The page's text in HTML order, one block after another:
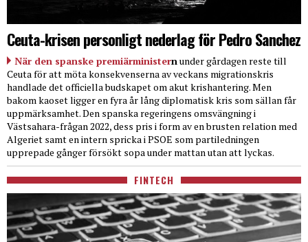
Ceuta-krisen personligt nederlag för Pedro Sanchez
När den spanske premiärministernunder gårdagen reste till
Ceuta för att möta konsekvenserna av veckans migrationskris
handlade det officiella budskapet om akut krishantering. Men
bakom kaoset ligger en fyra år lång diplomatisk kris som sällan får
uppmärksamhet. Den spanska regeringens omsvängning i
Västsahara-frågan 2022, dess pris i form av en brusten relation med
Algeriet samt en intern spricka i PSOE som partiledningen
upprepade gånger försökt sopa under mattan utan att lyckas.
FINTECH